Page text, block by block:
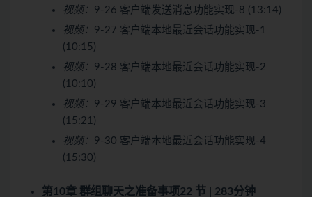
视频： 9-26 客户端发送消息功能实现-8 (13:14)
视频： 9-27 客户端本地最近会话功能实现-1
(10:15)
视频： 9-28 客户端本地最近会话功能实现-2
(10:10)
视频： 9-29 客户端本地最近会话功能实现-3
(15:21)
视频： 9-30 客户端本地最近会话功能实现-4
(15:30)
第10章 群组聊天之准备事项22 节 | 283分钟